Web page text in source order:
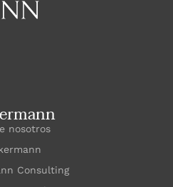
nosotros
Consulting